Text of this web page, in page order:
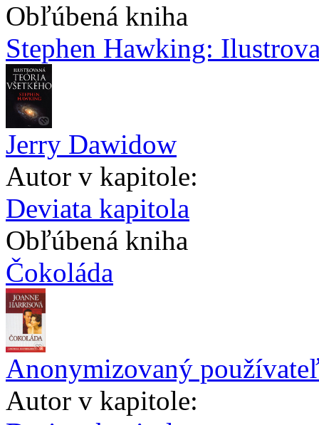
Obľúbená kniha
Stephen Hawking:
Jerry Dawidow
Autor v kapitole:
Deviata kapitola
Obľúbená kniha
Čokoláda
Anonymizovaný
Autor v kapitole: